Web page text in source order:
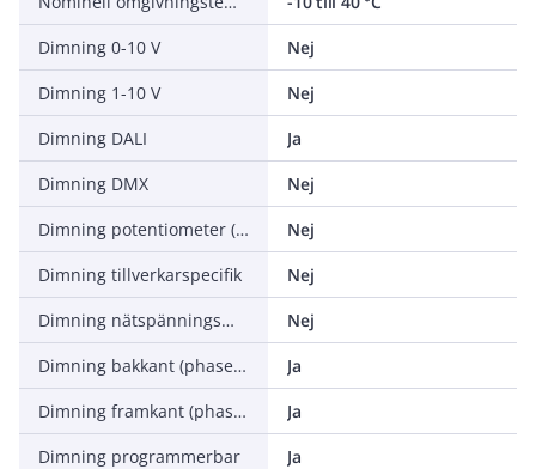
Dimning 0-10 V
Nej
Dimning 1-10 V
Nej
Dimning DALI
Ja
Dimning DMX
Nej
Dimning potentiometer (integrerad)
Nej
Dimning tillverkarspecifik
Nej
Dimning nätspänningsmodulering
Nej
Dimning bakkant (phase cut-off)
Ja
Dimning framkant (phase cut-on)
Ja
Dimning programmerbar
Ja